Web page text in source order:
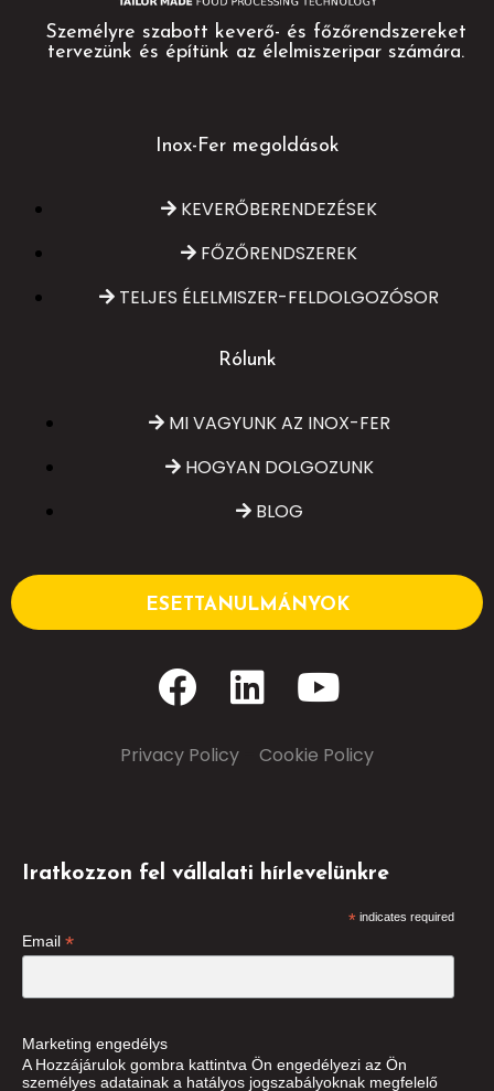
Személyre szabott keverő- és főzőrendszereket
tervezünk és építünk az élelmiszeripar számára.
Inox-Fer megoldások
KEVERŐBERENDEZÉSEK
FŐZŐRENDSZEREK
TELJES ÉLELMISZER-FELDOLGOZÓSOR
Rólunk
MI VAGYUNK AZ INOX-FER
HOGYAN DOLGOZUNK
BLOG
ESETTANULMÁNYOK
Privacy Policy Cookie Policy
Iratkozzon fel vállalati hírlevelünkre
*indicates required
Email *
Marketing engedélys
A Hozzájárulok gombra kattintva Ön engedélyezi az Ön
személyes adatainak a hatályos jogszabályoknak megfelelő